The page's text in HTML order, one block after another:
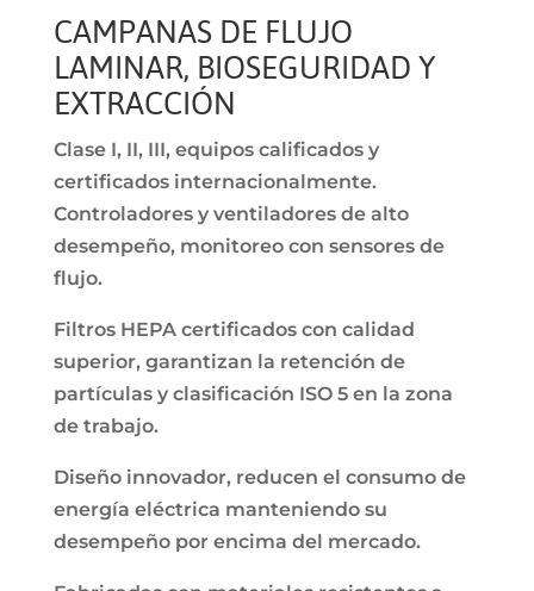
CAMPANAS DE FLUJO
LAMINAR, BIOSEGURIDAD Y
EXTRACCIÓN
Clase I, II, III, equipos calificados y
certificados internacionalmente.
Controladores y ventiladores de alto
desempeño, monitoreo con sensores de
flujo.
Filtros HEPA certificados con calidad
superior, garantizan la retención de
partículas y clasificación ISO 5 en la zona
de trabajo.
Diseño innovador, reducen el consumo de
energía eléctrica manteniendo su
desempeño por encima del mercado.